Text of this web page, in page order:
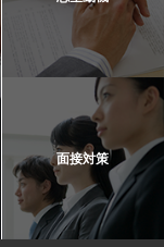
面接対策